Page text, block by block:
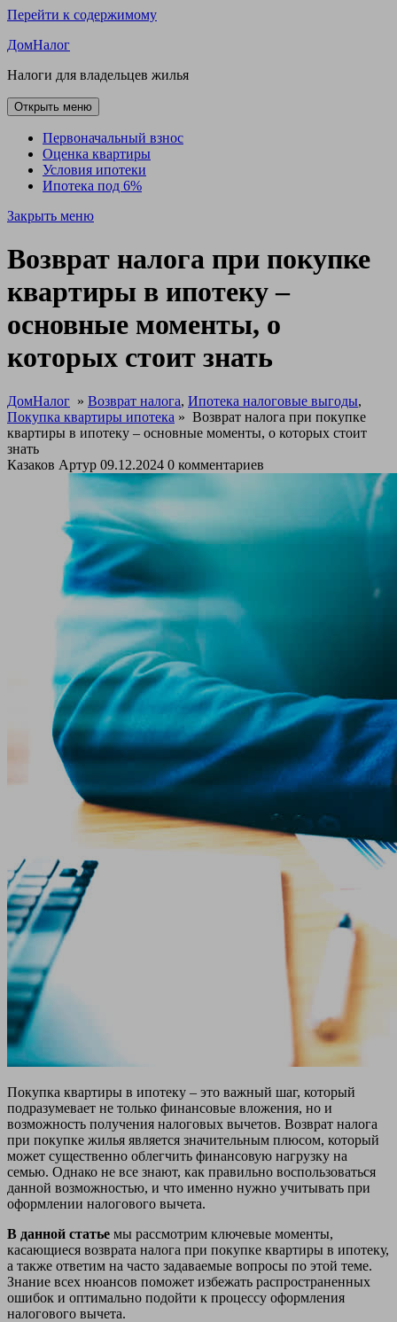
Перейти к содержимому
ДомНалог
Налоги для владельцев жилья
Открыть меню
Первоначальный взнос
Оценка квартиры
Условия ипотеки
Ипотека под 6%
Закрыть меню
Возврат налога при покупке
квартиры в ипотеку –
основные моменты, о
которых стоит знать
ДомНалог » Возврат налога, Ипотека налоговые выгоды,
Покупка квартиры ипотека » Возврат налога при покупке
квартиры в ипотеку – основные моменты, о которых стоит
знать
Казаков Артур 09.12.2024 0 комментариев
Покупка квартиры в ипотеку – это важный шаг, который
подразумевает не только финансовые вложения, но и
возможность получения налоговых вычетов. Возврат налога
при покупке жилья является значительным плюсом, который
может существенно облегчить финансовую нагрузку на
семью. Однако не все знают, как правильно воспользоваться
данной возможностью, и что именно нужно учитывать при
оформлении налогового вычета.
В данной статье мы рассмотрим ключевые моменты,
касающиеся возврата налога при покупке квартиры в ипотеку,
а также ответим на часто задаваемые вопросы по этой теме.
Знание всех нюансов поможет избежать распространенных
ошибок и оптимально подойти к процессу оформления
налогового вычета.